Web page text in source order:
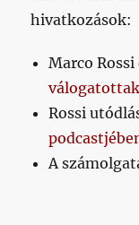
hivatkozások:
Marco Rossi
válogatottak
Rossi
A